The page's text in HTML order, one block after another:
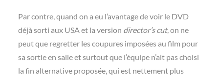
Par contre, quand on a eu l’avantage de voir le DVD
déjà sorti aux USA et la version director’s cut, on ne
peut que regretter les coupures imposées au film pour
sa sortie en salle et surtout que l’équipe n’ait paschoisi
la fin alternative proposée, qui est nettement plus